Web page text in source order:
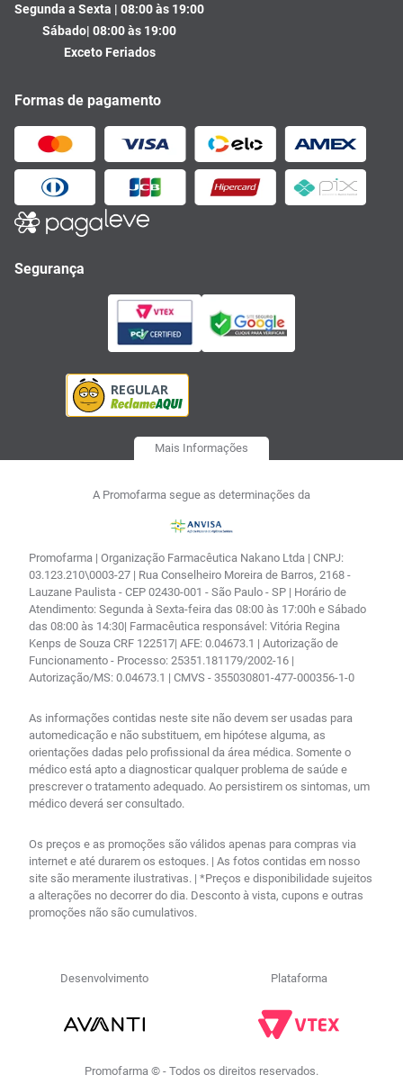
Segunda a Sexta | 08:00 às 19:00
Sábado| 08:00 às 19:00
Exceto Feriados
Formas de pagamento
Segurança
Mais Informações
A Promofarma segue as determinações da
Promofarma | Organização Farmacêutica Nakano Ltda | CNPJ:
03.123.210\0003-27 | Rua Conselheiro Moreira de Barros, 2168 -
Lauzane Paulista - CEP 02430-001 - São Paulo - SP | Horário de
Atendimento: Segunda à Sexta-feira das 08:00 às 17:00h e Sábado
das 08:00 às 14:30| Farmacêutica responsável: Vitória Regina
Kenps de Souza CRF 122517| AFE: 0.04673.1 | Autorização de
Funcionamento - Processo: 25351.181179/2002-16 |
Autorização/MS: 0.04673.1 | CMVS - 355030801-477-000356-1-0
As informações contidas neste site não devem ser usadas para
automedicação e não substituem, em hipótese alguma, as
orientações dadas pelo profissional da área médica. Somente o
médico está apto a diagnosticar qualquer problema de saúde e
prescrever o tratamento adequado. Ao persistirem os sintomas, um
médico deverá ser consultado.
Os preços e as promoções são válidos apenas para compras via
internet e até durarem os estoques. | As fotos contidas em nosso
site são meramente ilustrativas. | *Preços e disponibilidade sujeitos
a alterações no decorrer do dia. Desconto à vista, cupons e outras
promoções não são cumulativos.
Desenvolvimento Plataforma
Promofarma © - Todos os direitos reservados.